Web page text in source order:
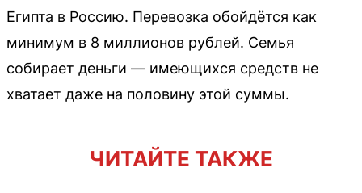
Египта в Россию. Перевозка обойдётся как
минимум в 8 миллионов рублей. Семья
собирает деньги — имеющихся средств не
хватает даже на половину этой суммы.
ЧИТАЙТЕ ТАКЖЕ